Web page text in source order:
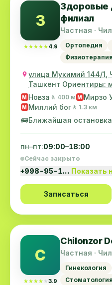
З
★★★★★
★★★★★4.9
Здоровые
филиал
Частная ·
Ортопедия
Физиотерапия
улица Мукимий 144/1,
Ташкент Ориентиры:
метро Хамз...
M Новза 🚶 400 м M Мирзо
M Миллий бог 🚶 1.3 км
🚌Ближайшая остановка
пн–пт:09:00–18:00
Сейчас закрыто
+998-95-1… Показать
Записаться
C
★★★★★
★★★★★3.9
Chilonzor
Частная ·
Гинекология
Стоматология